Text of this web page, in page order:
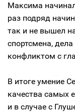
Максима
раз подряд
так и не вышел
спортсмена,
конфликтом с
В итоге умение
качества самых
и в случае с